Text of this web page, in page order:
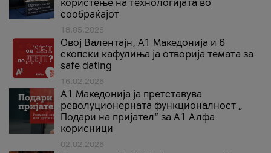
користење на технологијата во
сообраќајот
18.05.2026
Овој Валентајн, A1 Македонија и 6
скопски кафулиња ја отворија темата за
safe dating
16.02.2026
А1 Македонија ја претставува
револуционерната функционалност „
Подари на пријател“ за А1 Алфа
корисници
02.02.2026